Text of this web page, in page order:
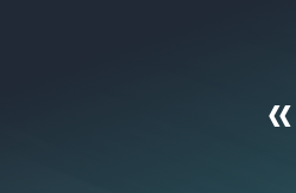
«